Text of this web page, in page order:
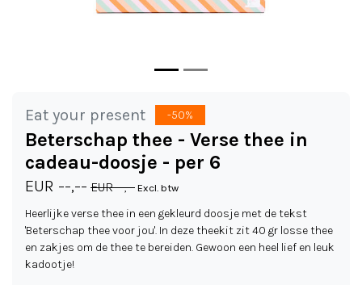
Eat your present -50%
Beterschap thee - Verse thee in
cadeau-doosje - per 6
EUR --,-- EUR --,-- Excl. btw
Heerlijke verse thee in een gekleurd doosje met de tekst
'Beterschap thee voor jou'. In deze theekit zit 40 gr losse thee
en zakjes om de thee te bereiden. Gewoon een heel lief en leuk
kadootje!